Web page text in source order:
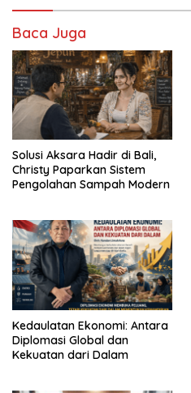
Baca Juga
Solusi Aksara Hadir di Bali,
Christy Paparkan Sistem
Pengolahan Sampah Modern
Kedaulatan Ekonomi: Antara
Diplomasi Global dan
Kekuatan dari Dalam